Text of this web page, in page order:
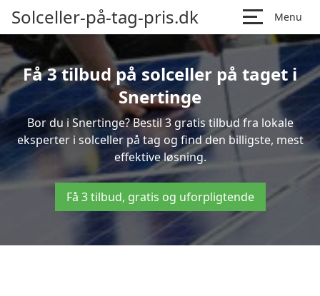
Solceller-på-tag-pris.dk Menu
Få 3 tilbud på solceller på taget i
Snertinge
Bor du i Snertinge? Bestil 3 gratis tilbud fra lokale
eksperter i solceller på tag og find den billigste, mest
effektive løsning.
Få 3 tilbud, gratis og uforpligtende